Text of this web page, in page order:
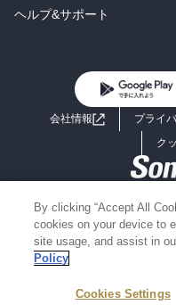
BL・TL
雑誌・グラビア
ラノベ
コミック
ライトノベル
ミステリー
歴史・時代小説
ヘルプ&サポート
よくあるご質問
会社情報 プライ
ク
Copyright 2017 - 2026
Information on the site is
powered
By clicking “Accept All
cookies on your device to
site usage, and assist in
Policy
Cookies Settings